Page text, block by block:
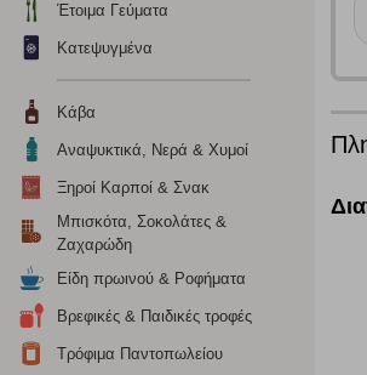
Έτοιμα Γεύματα
Κατεψυγμένα
Κάβα
Αναψυκτικά, Νερά & Χυμοί
Ξηροί Καρποί & Σνακ
Μπισκότα, Σοκολάτες &
Ζαχαρώδη
Είδη πρωινού & Ροφήματα
Βρεφικές & Παιδικές τροφές
Τρόφιμα Παντοπωλείου
Κατά την απλή περιήγηση ή/και
περιέχουν προσωποποιημένα
υπολογιστή ή την ηλεκτρονική
σας. Η κατηγορία των απολύτως
Τα λειτουργικά cookies
οποίων τις υπηρεσίες έχουμε
Cookies στόχευσης